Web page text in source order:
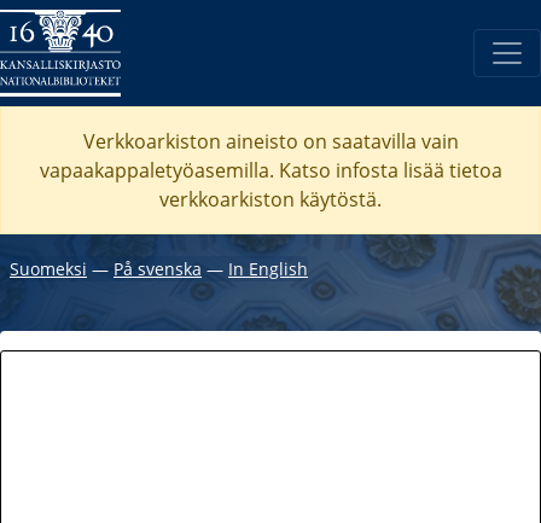
Verkkoarkiston aineisto on saatavilla vain
vapaakappaletyöasemilla. Katso infosta lisää tietoa
verkkoarkiston käytöstä.
Suomeksi ― På svenska ― In English